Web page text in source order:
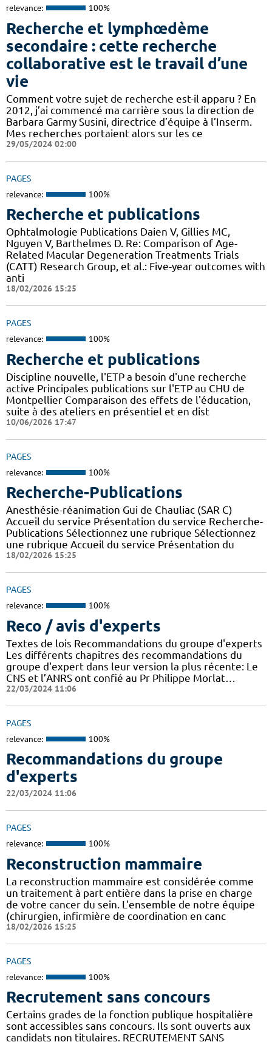
relevance: 100%
Recherche et lymphœdème
secondaire : cette recherche
collaborative est le travail d’une
vie
Comment votre sujet de recherche est-il apparu ? En
2012, j’ai commencé ma carrière sous la direction de
Barbara Garmy Susini, directrice d’équipe à l’Inserm.
Mes recherches portaient alors sur les ce
29/05/2024 02:00
PAGES
relevance: 100%
Recherche et publications
Ophtalmologie Publications Daien V, Gillies MC,
Nguyen V, Barthelmes D. Re: Comparison of Age-
Related Macular Degeneration Treatments Trials
(CATT) Research Group, et al.: Five-year outcomes with
anti
18/02/2026 15:25
PAGES
relevance: 100%
Recherche et publications
Discipline nouvelle, l'ETP a besoin d'une recherche
active Principales publications sur l'ETP au CHU de
Montpellier Comparaison des effets de l'éducation,
suite à des ateliers en présentiel et en dist
10/06/2026 17:47
PAGES
relevance: 100%
Recherche-Publications
Anesthésie-réanimation Gui de Chauliac (SAR C)
Accueil du service Présentation du service Recherche-
Publications Sélectionnez une rubrique Sélectionnez
une rubrique Accueil du service Présentation du
18/02/2026 15:25
PAGES
relevance: 100%
Reco / avis d'experts
Textes de lois Recommandations du groupe d'experts
Les différents chapitres des recommandations du
groupe d'expert dans leur version la plus récente: Le
CNS et l’ANRS ont confié au Pr Philippe Morlat…
22/03/2024 11:06
PAGES
relevance: 100%
Recommandations du groupe
d'experts
22/03/2024 11:06
PAGES
relevance: 100%
Reconstruction mammaire
La reconstruction mammaire est considérée comme
un traitement à part entière dans la prise en charge
de votre cancer du sein. L'ensemble de notre équipe
(chirurgien, infirmière de coordination en canc
18/02/2026 15:25
PAGES
relevance: 100%
Recrutement sans concours
Certains grades de la fonction publique hospitalière
sont accessibles sans concours. Ils sont ouverts aux
candidats non titulaires. RECRUTEMENT SANS